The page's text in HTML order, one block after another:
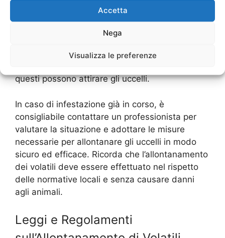
Accetta
Nega
Visualizza le preferenze
repellenti naturali o sonori, che possono essere
installati per scoraggiare gli uccelli
importante educare il personale sull’importanza
questi possono attirare gli uccelli.
In caso di infestazione già in corso, è
consigliabile contattare un professionista per
valutare la situazione e adottare le misure
necessarie per allontanare gli uccelli in modo
sicuro ed efficace. Ricorda che l’allontanamento
dei volatili deve essere effettuato nel rispetto
delle normative locali e senza causare danni
agli animali.
Leggi e Regolamenti